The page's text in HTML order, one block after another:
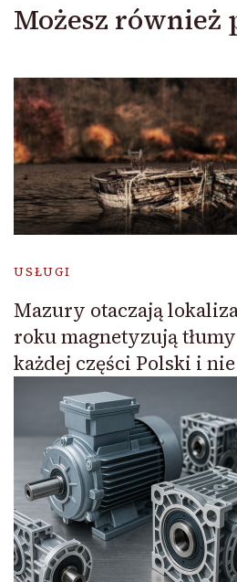
Możesz również
USŁUGI
Mazury otaczają
roku magnetyzują
każdej części Polski i